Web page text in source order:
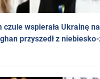
czule wspierała Ukrainę
przyszedł z